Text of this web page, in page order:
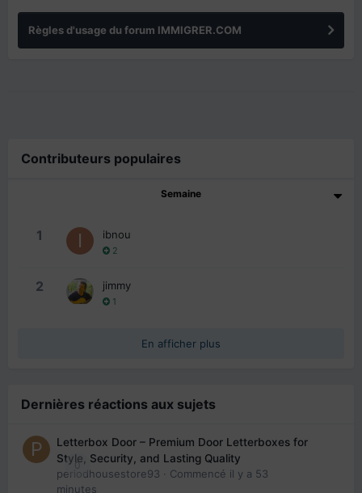
Règles d'usage du forum IMMIGRER.COM
Contributeurs populaires
Semaine
1 ibnou
2
2 jimmy
1
En afficher plus
Dernières réactions aux sujets
0
Letterbox Door – Premium Door Letterboxes for
Style, Security, and Lasting Quality
periodhousestore93 · Commencé il y a 53
minutes